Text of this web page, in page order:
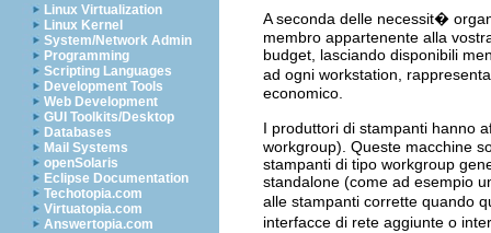
Linux Virtualization
Linux Kernel
System/Network Admin
Programming
Scripting Languages
Development Tools
Web Development
GUI Toolkits/Desktop
Databases
Mail Systems
openSolaris
Eclipse Documentation
Techotopia.com
Virtuatopia.com
Answertopia.com
A seconda delle necessit�
membro appartenente alla
budget, lasciando disponibili
ad ogni workstation,
economico.
I produttori di stampanti hanno
workgroup). Queste macchine
stampanti di tipo workgroup
standalone (come ad esempio
alle stampanti corrette quando
interfacce di rete aggiunte o